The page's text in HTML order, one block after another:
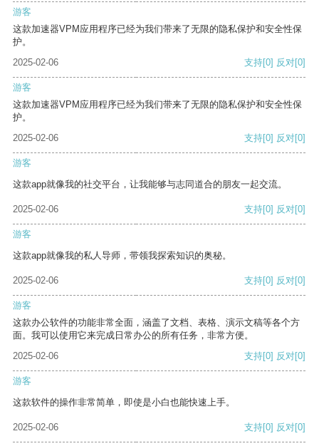
游客
这款加速器VPM应用程序已经为我们带来了无限的隐私保护和安全性保
护。
2025-02-06
支持[0] 反对[0]
游客
这款加速器VPM应用程序已经为我们带来了无限的隐私保护和安全性保
护。
2025-02-06
支持[0] 反对[0]
游客
这款app就像我的社交平台，让我能够与志同道合的朋友一起交流。
2025-02-06 支持[0] 反对[0]
游客
这款app就像我的私人导师，带领我探索知识的奥秘。
2025-02-06 支持[0] 反对[0]
游客
这款办公软件的功能非常全面，涵盖了文档、表格、演示文稿等各个方
面。我可以使用它来完成日常办公的所有任务，非常方便。
2025-02-06
支持[0] 反对[0]
游客
这款软件的操作非常简单，即使是小白也能快速上手。
2025-02-06 支持[0] 反对[0]